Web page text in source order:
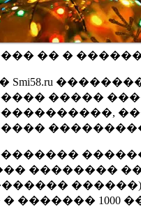
�� �
�����
��������
� ������� 1000